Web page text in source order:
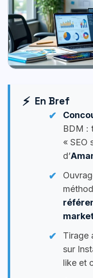
En Bref
BDM :
« SEO
d’
Tirage
sur
like et